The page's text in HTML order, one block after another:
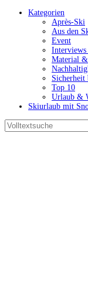
Kategorien
Après-Ski
Aus den
Event
Interviews
Material
Sicherheit
Top 10
Urlaub &
Skiurlaub mit